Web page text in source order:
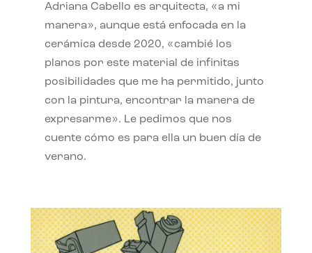
Adriana Cabello es arquitecta, «a mi
manera», aunque está enfocada en la
cerámica desde 2020, «cambié los
planos por este material de infinitas
posibilidades que me ha permitido, junto
con la pintura, encontrar la manera de
expresarme». Le pedimos que nos
cuente cómo es para ella un buen día de
verano.